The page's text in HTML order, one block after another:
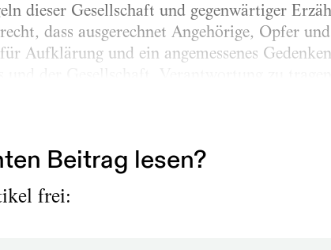
dieser Gesellschaft und gegenwärtiger
dass ausgerechnet Angehörige, Opfer
Aufklärung und ein angemessenes
Beitrag lesen?
frei: